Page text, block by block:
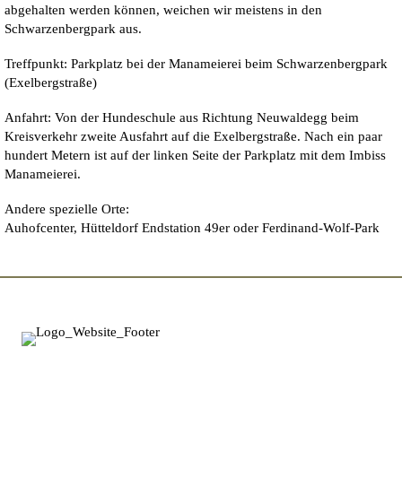
abgehalten werden können, weichen wir meistens in den
Schwarzenbergpark aus.
Treffpunkt: Parkplatz bei der Manameierei beim Schwarzenbergpark
(Exelbergstraße)
Anfahrt: Von der Hundeschule aus Richtung Neuwaldegg beim
Kreisverkehr zweite Ausfahrt auf die Exelbergstraße. Nach ein paar
hundert Metern ist auf der linken Seite der Parkplatz mit dem Imbiss
Manameierei.
Andere spezielle Orte:
Auhofcenter, Hütteldorf Endstation 49er oder Ferdinand-Wolf-Park